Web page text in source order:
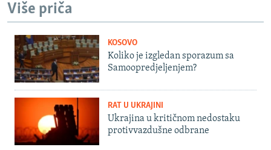
Više priča
KOSOVO
Koliko je izgledan sporazum sa
Samoopredjeljenjem?
RAT U UKRAJINI
Ukrajina u kritičnom nedostaku
protivvazdušne odbrane